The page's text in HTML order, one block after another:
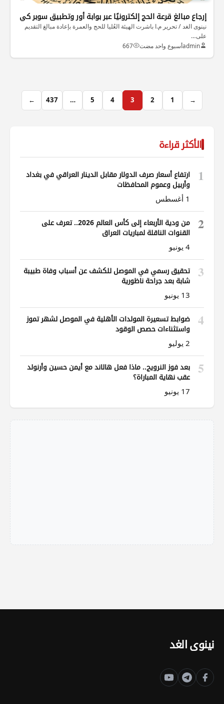
إرجاع مبالغ قرعة الحج إلكترونيًا عبر بوابة أور وتطبيق سوبر كي
نينوى الغد / تحرير م.ا باشرت الهيئة العُليا للحج والعمرة بإعادة مبالغ التقديم
على…
adminأسبوع واحد مضت 667
→
1
2
3
4
5
…
437
←
الأكثر قراءة
1
ارتفاع أسعار صرف الدولار مقابل الدينار العراقي في بغداد
وأربيل وعموم المحافظات
1 أغسطس
2
من ودية الأربعاء إلى كأس العالم 2026.. تعرف على
القنوات الناقلة لمباريات العراق
4 يونيو
3
تحقيق رسمي في الموصل للكشف عن أسباب وفاة طبيبة
شابة بعد جراحة ناظورية
13 يونيو
4
ضوابط تسعيرة المولدات الأهلية في الموصل لشهر تموز
واستثناءات حصص الوقود
2 يوليو
5
بعد فوز النرويج.. ماذا فعل هالاند مع أيمن حسين وأرنولد
عقب نهاية المباراة؟
17 يونيو
نينوى الغد